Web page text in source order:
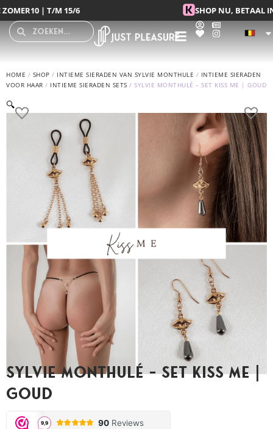
Spring
naar
SHOP NU, BETAAL IN 3 DELEN MET KLARNA
SearchSearch
HOME / SHOP / INTIEME SIERADEN VAN SYLVIE MONTHULE / INTIEME SIERADEN
VOOR HAAR / INTIEME SIERADEN SETS / SYLVIE MONTHULÉ – SET KISS ME | GOUD
🔍
Sylvie Monthulé – Set Kiss Me |
Goud